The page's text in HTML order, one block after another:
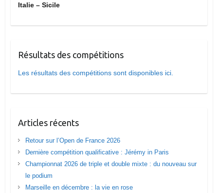
Italie – Sicile
Résultats des compétitions
Les résultats des compétitions sont disponibles ici.
Articles récents
Retour sur l’Open de France 2026
Dernière compétition qualificative : Jérémy in Paris
Championnat 2026 de triple et double mixte : du nouveau sur
le podium
Marseille en décembre : la vie en rose